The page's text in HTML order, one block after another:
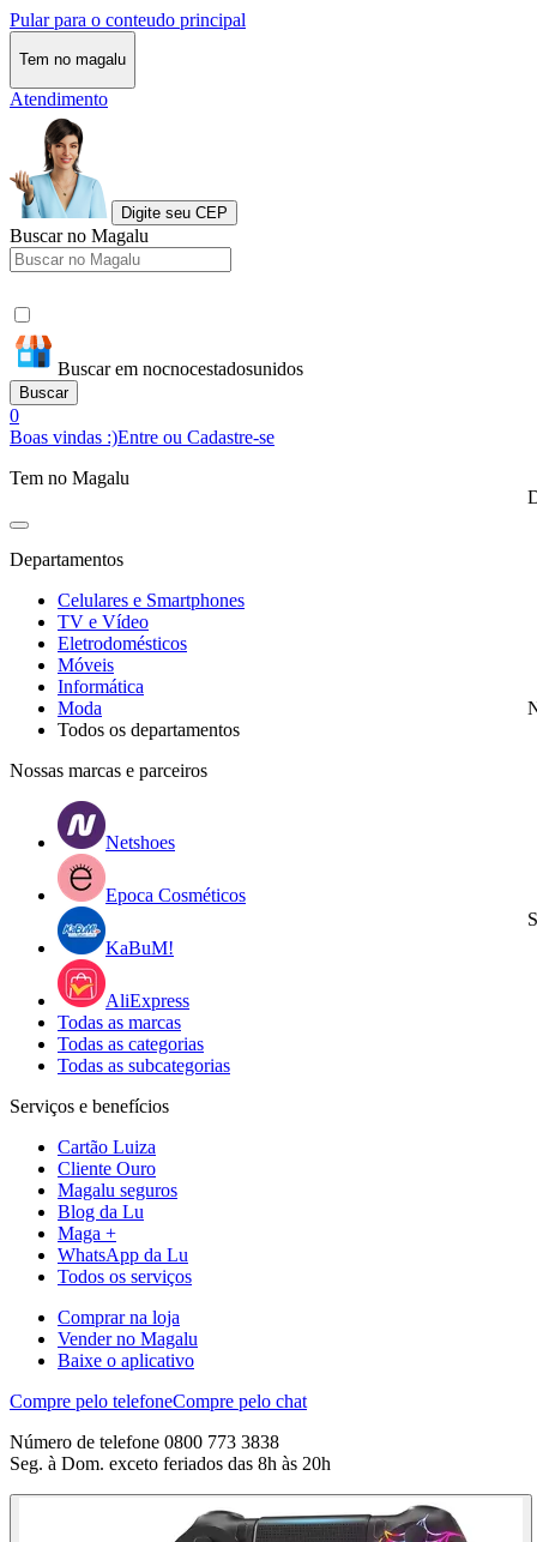
Pular para o conteudo principal
Tem no magalu
Atendimento
Digite seu CEP
Buscar no Magalu
Buscar em nocnocestadosunidos
Buscar
0
Boas vindas :)Entre ou Cadastre-se
Tem no Magalu
Departamentos
Celulares e Smartphones
TV e Vídeo
Eletrodomésticos
Móveis
Informática
Moda
Todos os departamentos
Nossas marcas e parceiros
Netshoes
Epoca Cosméticos
KaBuM!
AliExpress
Todas as marcas
Todas as categorias
Todas as subcategorias
Serviços e benefícios
Cartão Luiza
Cliente Ouro
Magalu seguros
Blog da Lu
Maga +
WhatsApp da Lu
Todos os serviços
Comprar na loja
Vender no Magalu
Baixe o aplicativo
Compre pelo telefoneCompre pelo chat
Número de telefone 0800 773 3838
Seg. à Dom. exceto feriados das 8h às 20h